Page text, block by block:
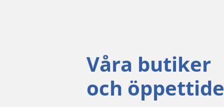
Våra butiker
och